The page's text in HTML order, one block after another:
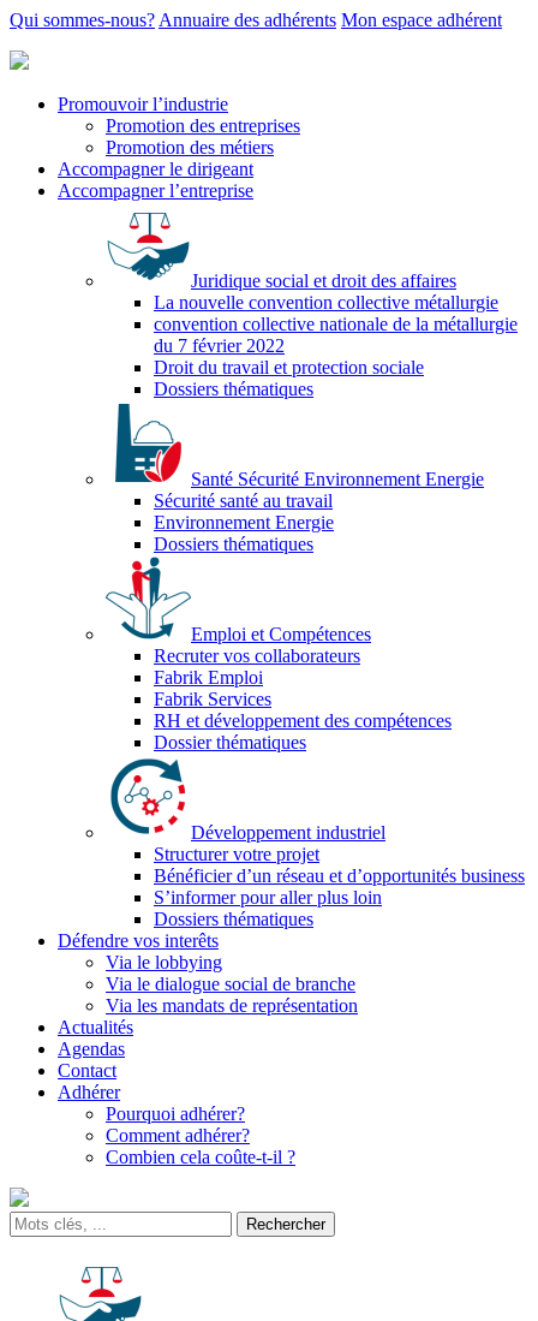
Qui sommes-nous? Annuaire des adhérents Mon espace adhérent
Promouvoir l’industrie
Promotion des entreprises
Promotion des métiers
Accompagner le dirigeant
Accompagner l’entreprise
Juridique social et droit des affaires
La nouvelle convention collective métallurgie
convention collective nationale de la métallurgie
du 7 février 2022
Droit du travail et protection sociale
Dossiers thématiques
Santé Sécurité Environnement Energie
Sécurité santé au travail
Environnement Energie
Dossiers thématiques
Emploi et Compétences
Recruter vos collaborateurs
Fabrik Emploi
Fabrik Services
RH et développement des compétences
Dossier thématiques
Développement industriel
Structurer votre projet
Bénéficier d’un réseau et d’opportunités business
S’informer pour aller plus loin
Dossiers thématiques
Défendre vos interêts
Via le lobbying
Via le dialogue social de branche
Via les mandats de représentation
Actualités
Agendas
Contact
Adhérer
Pourquoi adhérer?
Comment adhérer?
Combien cela coûte-t-il ?